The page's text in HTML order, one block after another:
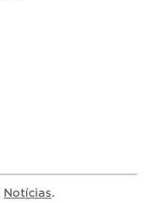
Notícias.